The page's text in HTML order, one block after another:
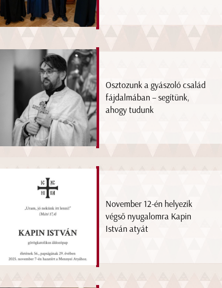
Osztozunk a gyászoló család
fájdalmában – segítünk,
ahogy tudunk
November 12-én helyezik
végső nyugalomra Kapin
István atyát